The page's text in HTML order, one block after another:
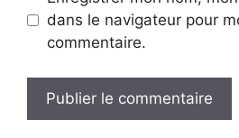
dans le navigateur pour
commentaire.